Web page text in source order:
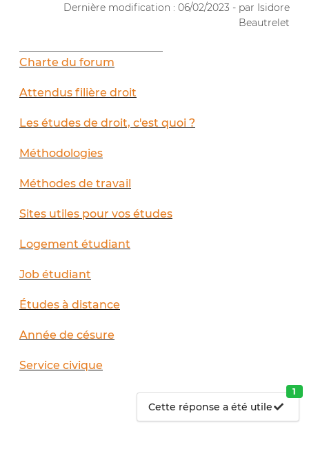
Dernière modification : 06/02/2023 - par Isidore
Beautrelet
Charte du forum
Attendus filière droit
Les études de droit, c'est quoi ?
Méthodologies
Méthodes de travail
Sites utiles pour vos études
Logement étudiant
Job étudiant
Études à distance
Année de césure
Service civique
Cette réponse a été utile
1